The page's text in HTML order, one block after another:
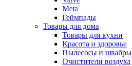
Meta
Геймпады
Товары для дома
Товары для кухни
Красота и здоровье
Пылесосы и швабры
Очистители воздуха